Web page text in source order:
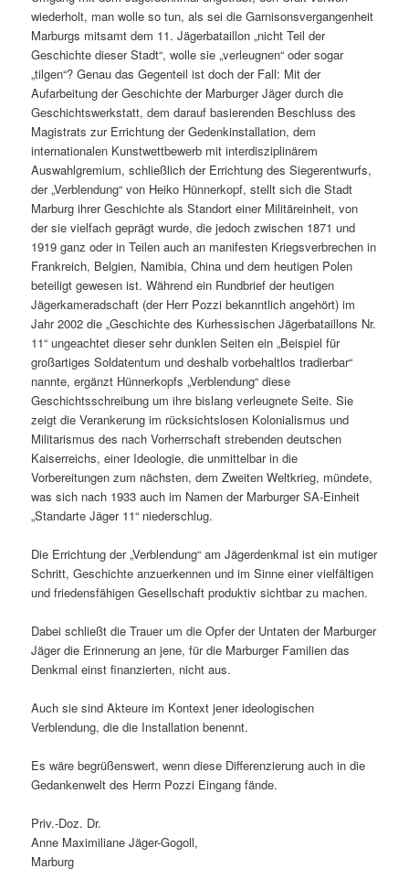
wiederholt, man wolle so tun, als sei die Garnisonsvergangenheit
Marburgs mitsamt dem 11. Jägerbataillon „nicht Teil der
Geschichte dieser Stadt“, wolle sie „verleugnen“ oder sogar
„tilgen“? Genau das Gegenteil ist doch der Fall: Mit der
Aufarbeitung der Geschichte der Marburger Jäger durch die
Geschichtswerkstatt, dem darauf basierenden Beschluss des
Magistrats zur Errichtung der Gedenkinstallation, dem
internationalen Kunstwettbewerb mit interdisziplinärem
Auswahlgremium, schließlich der Errichtung des Siegerentwurfs,
der „Verblendung“ von Heiko Hünnerkopf, stellt sich die Stadt
Marburg ihrer Geschichte als Standort einer Militäreinheit, von
der sie vielfach geprägt wurde, die jedoch zwischen 1871 und
1919 ganz oder in Teilen auch an manifesten Kriegsverbrechen in
Frankreich, Belgien, Namibia, China und dem heutigen Polen
beteiligt gewesen ist. Während ein Rundbrief der heutigen
Jägerkameradschaft (der Herr Pozzi bekanntlich angehört) im
Jahr 2002 die „Geschichte des Kurhessischen Jägerbataillons Nr.
11“ ungeachtet dieser sehr dunklen Seiten ein „Beispiel für
großartiges Soldatentum und deshalb vorbehaltlos tradierbar“
nannte, ergänzt Hünnerkopfs „Verblendung“ diese
Geschichtsschreibung um ihre bislang verleugnete Seite. Sie
zeigt die Verankerung im rücksichtslosen Kolonialismus und
Militarismus des nach Vorherrschaft strebenden deutschen
Kaiserreichs, einer Ideologie, die unmittelbar in die
Vorbereitungen zum nächsten, dem Zweiten Weltkrieg, mündete,
was sich nach 1933 auch im Namen der Marburger SA-Einheit
„Standarte Jäger 11“ niederschlug.
Die Errichtung der „Verblendung“ am Jägerdenkmal ist ein mutiger
Schritt, Geschichte anzuerkennen und im Sinne einer vielfältigen
und friedensfähigen Gesellschaft produktiv sichtbar zu machen.
Dabei schließt die Trauer um die Opfer der Untaten der Marburger
Jäger die Erinnerung an jene, für die Marburger Familien das
Denkmal einst finanzierten, nicht aus.
Auch sie sind Akteure im Kontext jener ideologischen
Verblendung, die die Installation benennt.
Es wäre begrüßenswert, wenn diese Differenzierung auch in die
Gedankenwelt des Herrn Pozzi Eingang fände.
Priv.-Doz. Dr.
Anne Maximiliane Jäger-Gogoll,
Marburg